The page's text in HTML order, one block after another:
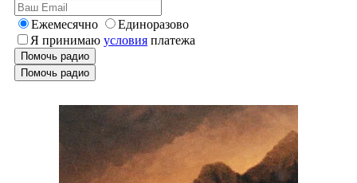
Ежемесячно
Единоразово
Я принимаю условия платежа
Помочь радио
Помочь радио